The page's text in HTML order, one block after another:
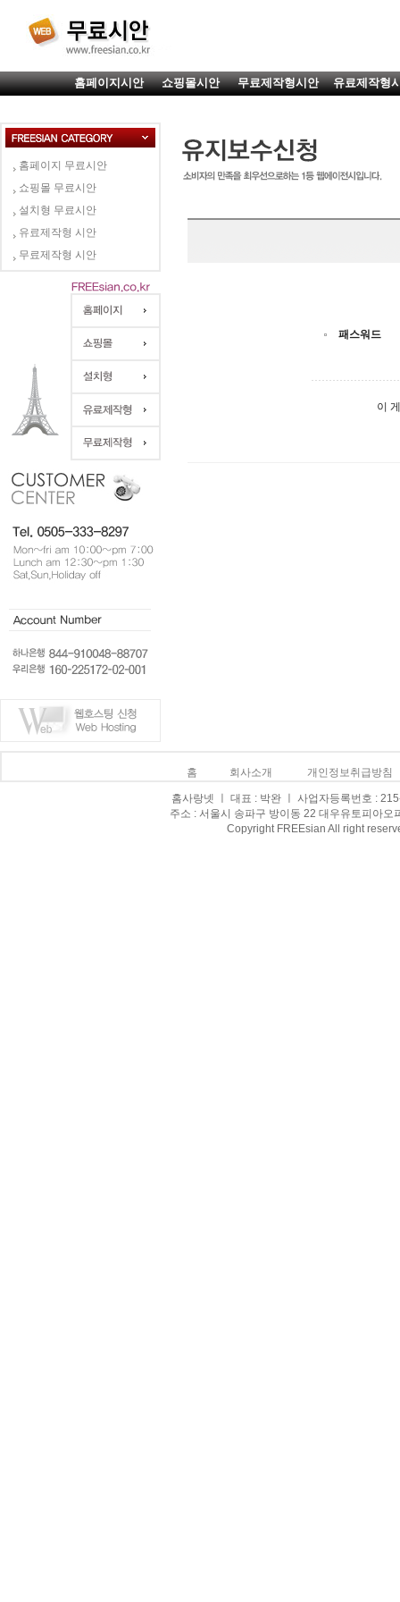
홈페이지시안 쇼핑몰시안 무료제작형시안 유료제작형
홈페이지 무료시안
쇼핑몰 무료시안
설치형 무료시안
유료제작형 시안
무료제작형 시안
패스워드
이
홈 회사소개 개인정보취급방침
홈사랑넷 ㅣ 대표 : 박완 ㅣ 사업자등록번호 :
주소 : 서울시 송파구 방이동 22 대우유토피아
Copyright FREEsian All right